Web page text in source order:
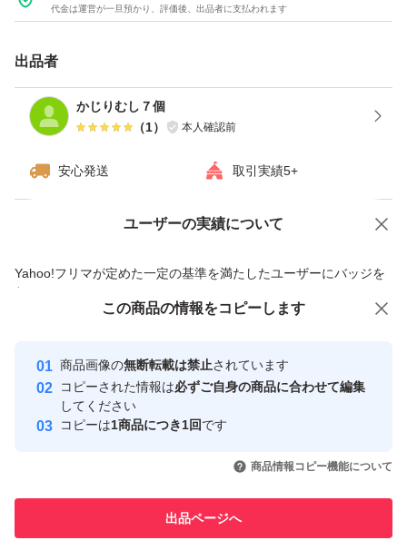
代金は運営が一旦預かり、評価後、出品者に支払われます
出品者
かじりむし７個
（1） 本人確認前
安心発送 取引実績5+
ユーザーの実績について
Yahoo!フリマが定めた一定の基準を満たしたユーザーにバッジを
付与しています
安心取引出品者
心・安全なユーザーです
取引実績
引を完了させた実績があります
での取引実績があります
価格の相談 商品への質問
この商品の情報をコピーします
商品画像の無断転載は禁止されています
コピーされた情報は必ずご自身の商品に合わせて編集
してください
コピーは1商品につき1回です
商品情報コピー機能について
出品ページへ
この商品をみている人にオススメ